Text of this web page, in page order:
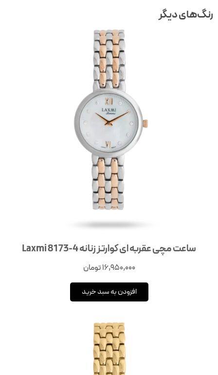
دیگر
ساعت مچی عقربه‌ ای کوارتز زنانه Laxmi 8173-4
16,950,000تومان
افزودن به سبد خرید